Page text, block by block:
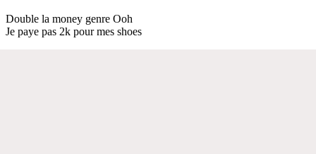
Double la money genre Ooh
Je paye pas 2k pour mes shoes